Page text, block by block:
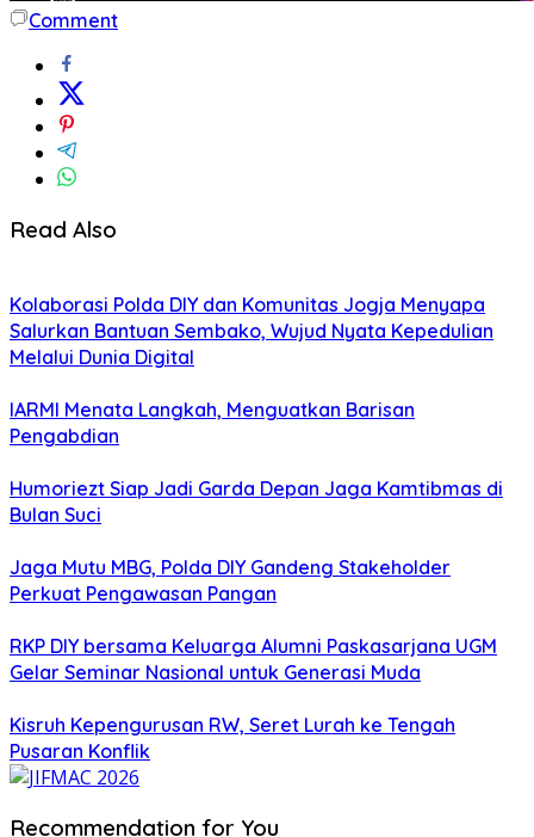
Comment
Read Also
Kolaborasi Polda DIY dan Komunitas Jogja Menyapa
Salurkan Bantuan Sembako, Wujud Nyata Kepedulian
Melalui Dunia Digital
IARMI Menata Langkah, Menguatkan Barisan
Pengabdian
Humoriezt Siap Jadi Garda Depan Jaga Kamtibmas di
Bulan Suci
Jaga Mutu MBG, Polda DIY Gandeng Stakeholder
Perkuat Pengawasan Pangan
RKP DIY bersama Keluarga Alumni Paskasarjana UGM
Gelar Seminar Nasional untuk Generasi Muda
Kisruh Kepengurusan RW, Seret Lurah ke Tengah
Pusaran Konflik
Recommendation for You